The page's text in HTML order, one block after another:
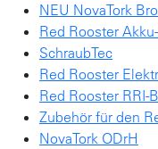
NEU NovaTork
Red Rooster
SchraubTec
Red Rooster
Red Rooster RRI-
Zubehör für den
NovaTork ODrH